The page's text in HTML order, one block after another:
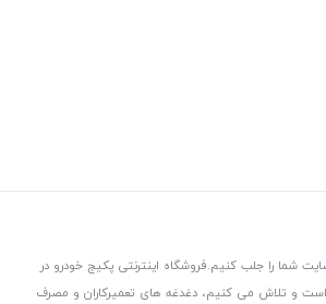
شما را جلب کنیم.فروشگاه اینترنتی پکیج خودرو در
است و تلاش می کنیم، دغدغه های تعمیرکاران و مصرف